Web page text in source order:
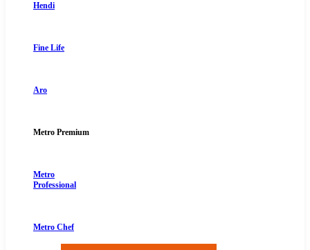
Hendi
Fine Life
Aro
Metro Premium
Metro
Professional
Metro Chef